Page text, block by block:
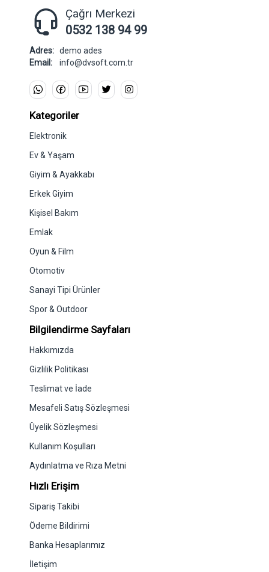
Çağrı Merkezi
0532 138 94 99
Adres: demo ades
Email:
info@dvsoft.com.tr
Kategoriler
Elektronik
Ev & Yaşam
Giyim & Ayakkabı
Erkek Giyim
Kişisel Bakım
Emlak
Oyun & Film
Otomotiv
Sanayi Tipi Ürünler
Spor & Outdoor
Bilgilendirme Sayfaları
Hakkımızda
Gizlilik Politikası
Teslimat ve İade
Mesafeli Satış Sözleşmesi
Üyelik Sözleşmesi
Kullanım Koşulları
Aydınlatma ve Rıza Metni
Hızlı Erişim
Sipariş Takibi
Ödeme Bildirimi
Banka Hesaplarımız
İletişim